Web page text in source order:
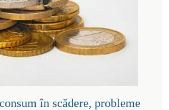
în scădere, probleme